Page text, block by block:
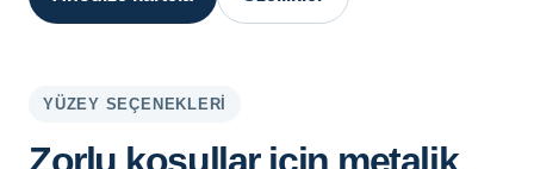
YÜZEY SEÇENEKLERI
Zorlu koşullar için metalik